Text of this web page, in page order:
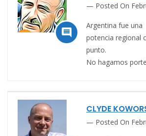

Posted On
Argentina fue una
potencia regional
punto.
No hagamos
CLYDE
Posted On